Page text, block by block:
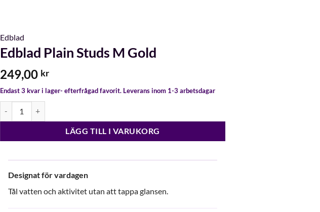
Edblad
Edblad Plain Studs M Gold
249,00 kr
Endast 3 kvar i lager- efterfrågad favorit. Leverans inom 1-3 arbetsdagar
LÄGG TILL I VARUKORG
Designat för vardagen
Tål vatten och aktivitet utan att tappa glansen.